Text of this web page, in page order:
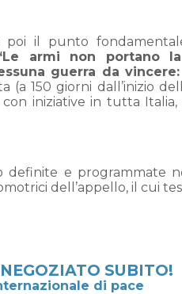
il punto
armi non portano
guerra da
(a 150 giorni dall’inizio
iniziative in tutta Italia,
definite e programmate
dell’appello, il cui
SUBITO!
di pace